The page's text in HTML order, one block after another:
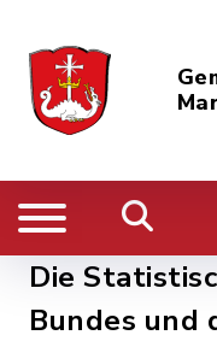
Die
Bundes und